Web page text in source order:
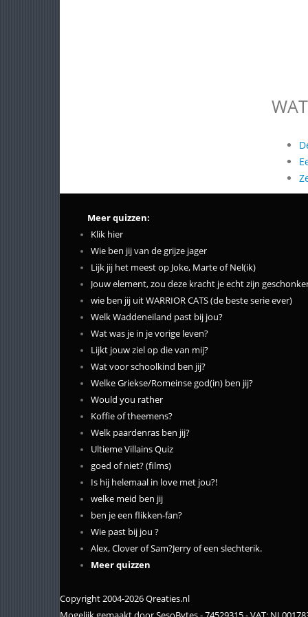
Meer quizzen:
Klik hier
Wie ben jij van de grijze jager
Lijk jij het meest op Joke, Marte of Nel(ik)
Jouw element, zou deze kracht je echt zijn
wie ben jij uit WARRIOR CATS (de beste serie ever)
Welk Waddeneiland past bij jou?
Wat was je in je vorige leven?
Lijkt jouw ziel op die van mij?
Wat voor schoolkind ben jij?
Welke Griekse/Romeinse god(in) ben jij?
Would you rather
Koffie of theemens?
Welk paardenras ben jij?
Ultieme Villains Quiz
goed of niet? (films)
Is hij helemaal in love met jou?!
welke meid ben jij
ben je een flikken-fan?
Wie past bij jou ?
Alex, Clover of Sam?Jerry of een slechterik.
Meer quizzen
Copyright 2004-2026 Qreaties.nl